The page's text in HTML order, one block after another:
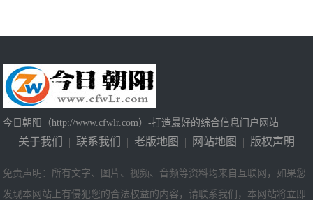
今日朝阳（http://www.cfwlr.com）-打造最好的综合信息门户网站
关于我们 | 联系我们 | 老版地图 | 网站地图 | 版权声明
免责声明：所有文字、图片、视频、音频等资料均来自互联网，如果您
发现本网站上有侵犯您的合法权益的内容，请联系我们，本网站将立即